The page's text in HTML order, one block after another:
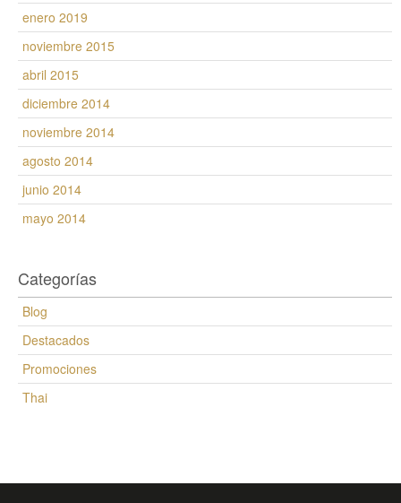
enero 2019
noviembre 2015
abril 2015
diciembre 2014
noviembre 2014
agosto 2014
junio 2014
mayo 2014
Categorías
Blog
Destacados
Promociones
Thai